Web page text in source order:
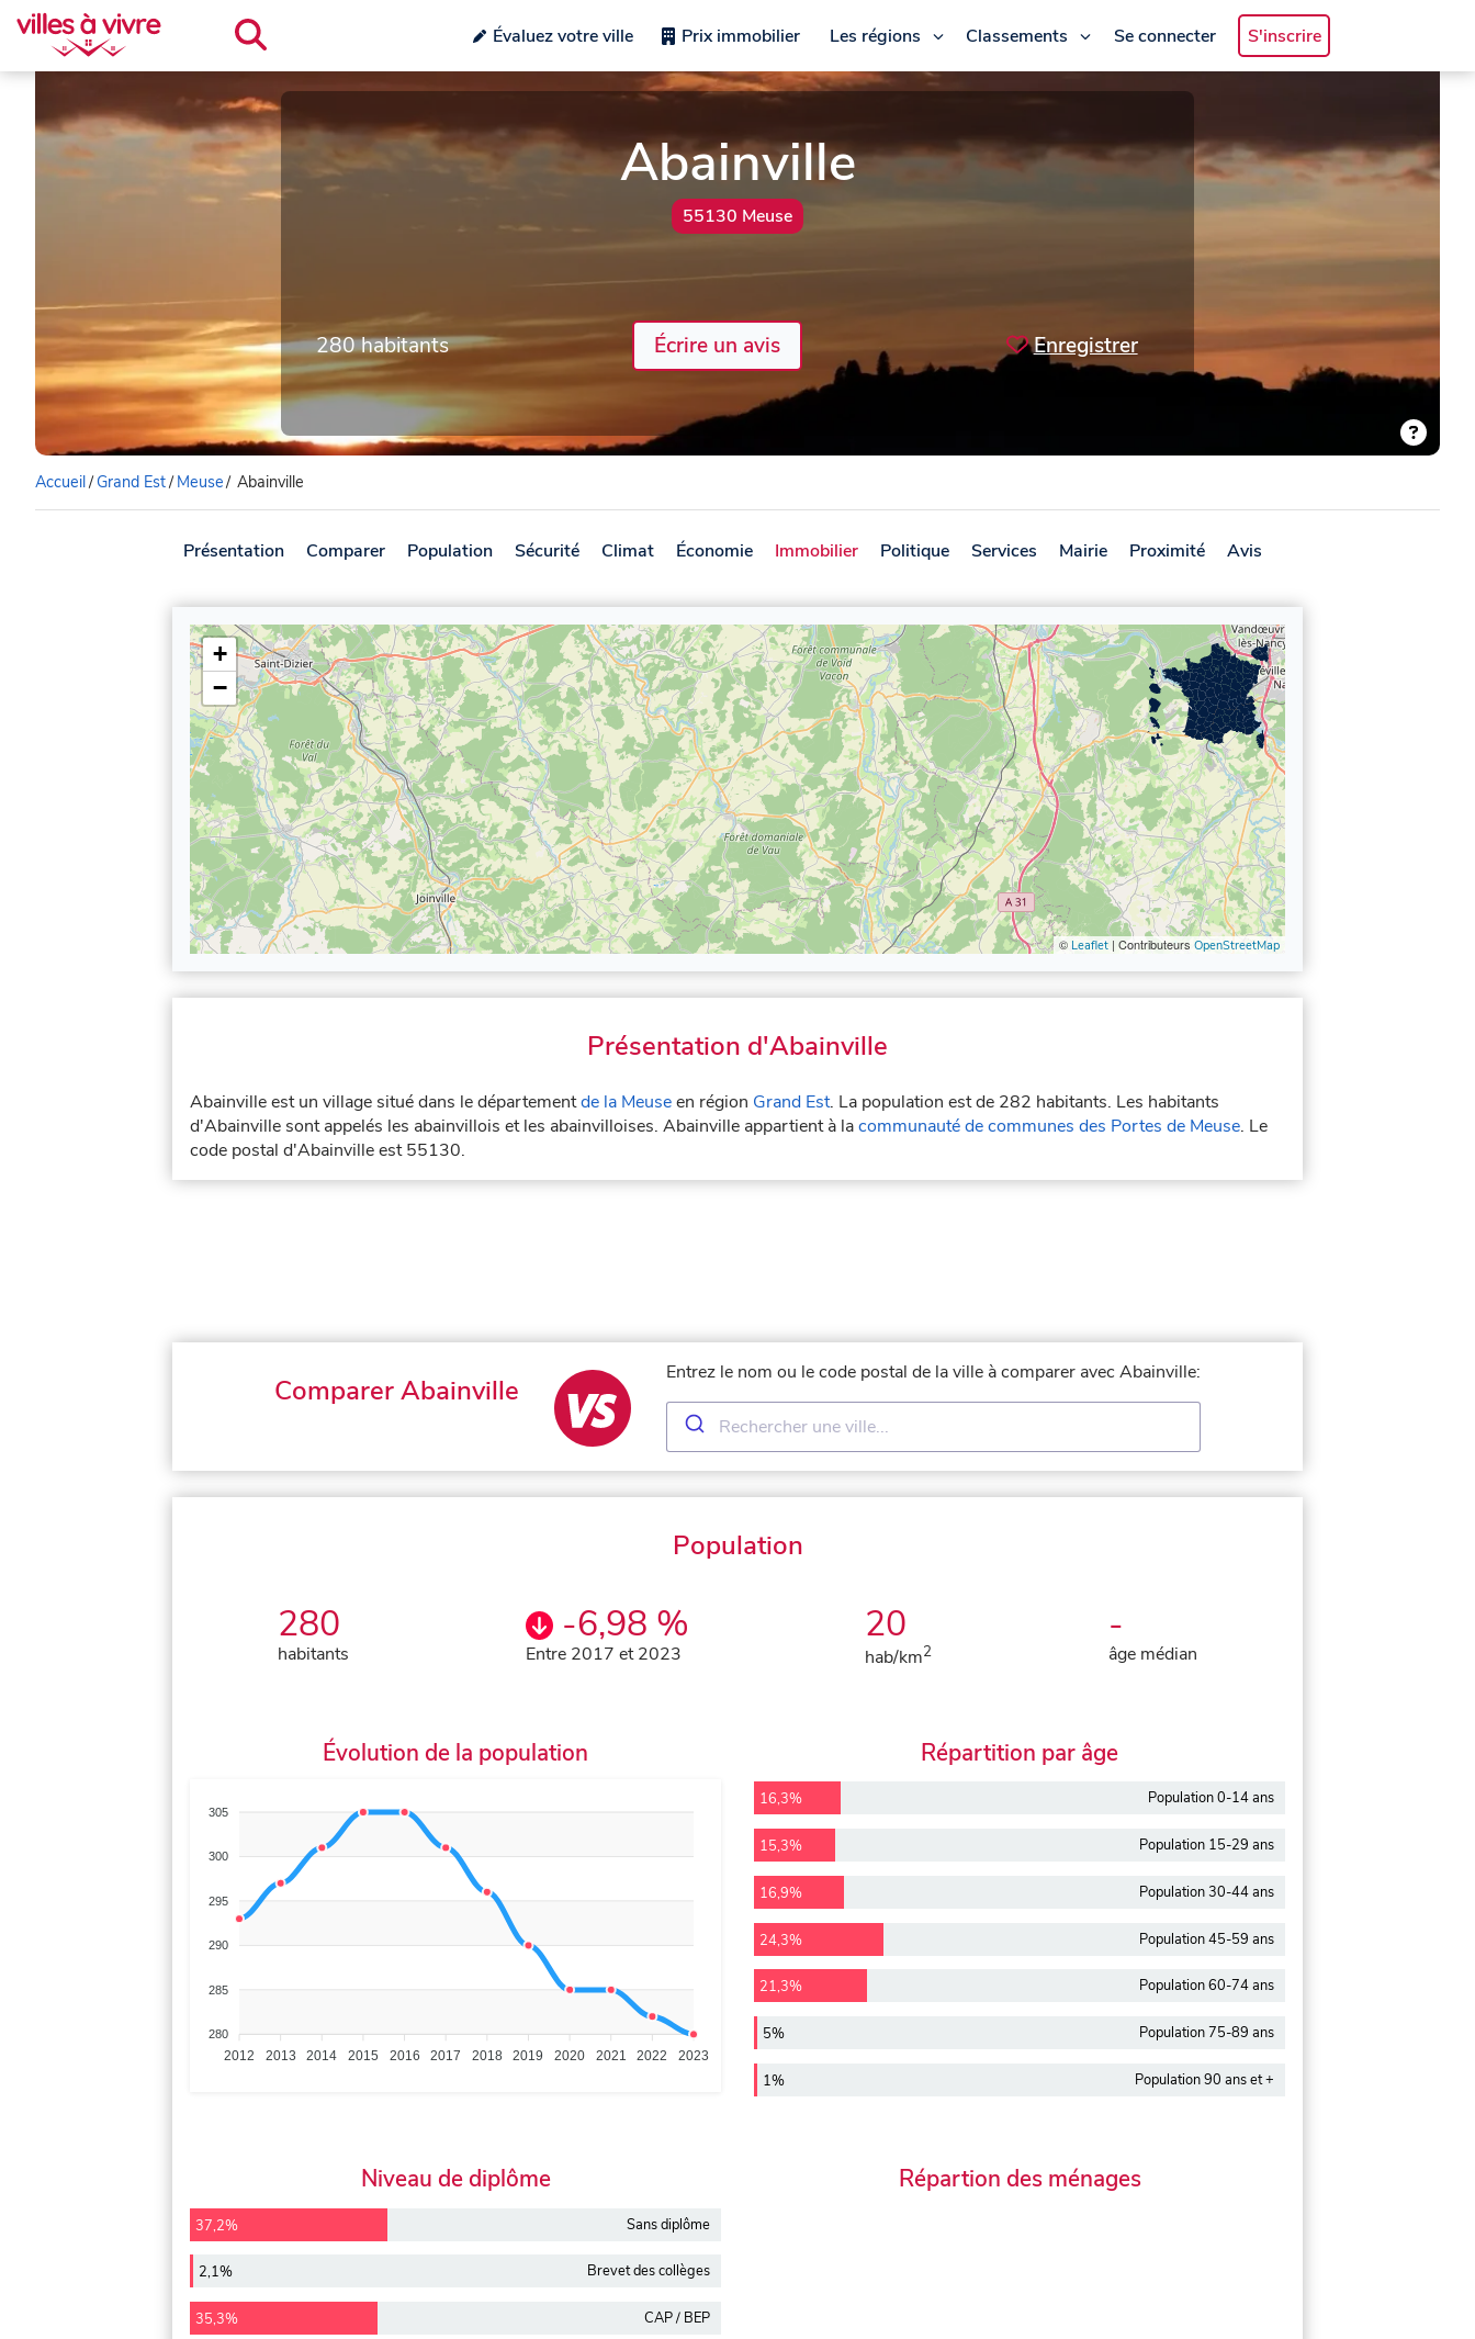
Évaluez votre ville Prix immobilier Les régions Classements Se connecter S'inscrire
Abainville
55130 Meuse
280 habitants Écrire un avis Enregistrer
Accueil/Grand Est/ Meuse/ Abainville
Présentation Comparer Population Sécurité Climat Économie Immobilier Politique Services Mairie Proximité Avis
+
−
© Leaflet | Contributeurs OpenStreetMap
Présentation d'Abainville
Abainville est un village situé dans le départementde la Meuseen région Grand Est. La population est de 282 habitants. Les habitants
d'Abainville sont appelés les abainvillois et les abainvilloises. Abainville appartient à lacommunauté de communes des Portes de Meuse. Le
code postal d'Abainville est 55130.
Comparer Abainville
Entrez le nom ou le code postal de la ville à comparer avec Abainville:
Population
280
habitants
-6,98 %
Entre 2017 et 2023
20
hab/km2
-
âge médian
Évolution de la population
305
300
295
290
285
280
2012 2013 2014 2015 2016 2017 2018 2019 2020 2021 2022 2023
Répartition par âge
16,3% Population 0-14 ans
15,3% Population 15-29 ans
16,9% Population 30-44 ans
24,3% Population 45-59 ans
21,3% Population 60-74 ans
5% Population 75-89 ans
1% Population 90 ans et +
Niveau de diplôme
37,2% Sans diplôme
2,1% Brevet des collèges
35,3% CAP / BEP
Répartion des ménages